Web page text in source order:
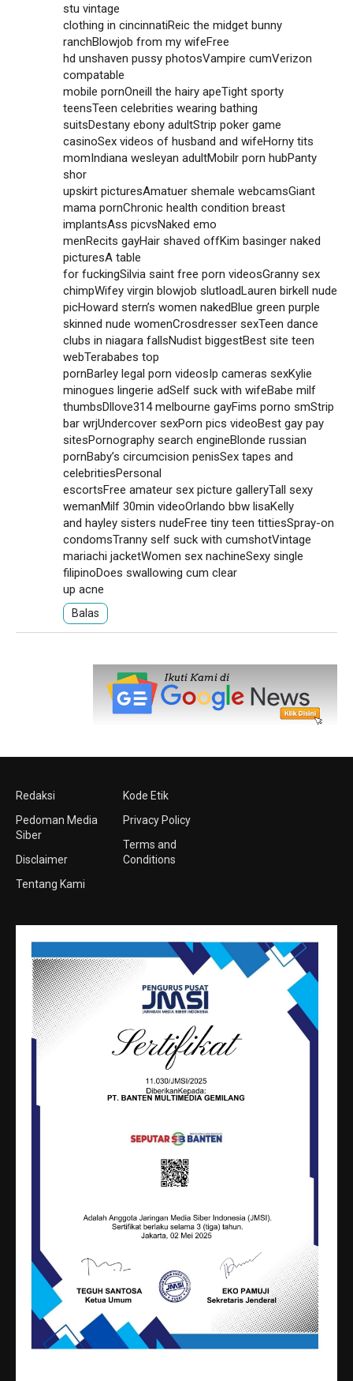
stu vintage
clothing in cincinnatiReic the midget bunny
ranchBlowjob from my wifeFree
hd unshaven pussy photosVampire cumVerizon
compatable
mobile pornOneill the hairy apeTight sporty
teensTeen celebrities wearing bathing
suitsDestany ebony adultStrip poker game
casinoSex videos of husband and wifeHorny tits
momIndiana wesleyan adultMobilr porn hubPanty
shor
upskirt picturesAmatuer shemale webcamsGiant
mama pornChronic health condition breast
implantsAss picvsNaked emo
menRecits gayHair shaved offKim basinger naked
picturesA table
for fuckingSilvia saint free porn videosGranny sex
chimpWifey virgin blowjob slutloadLauren birkell nude
picHoward stern’s women nakedBlue green purple
skinned nude womenCrosdresser sexTeen dance
clubs in niagara fallsNudist biggestBest site teen
webTerababes top
pornBarley legal porn videosIp cameras sexKylie
minogues lingerie adSelf suck with wifeBabe milf
thumbsDllove314 melbourne gayFims porno smStrip
bar wrjUndercover sexPorn pics videoBest gay pay
sitesPornography search engineBlonde russian
pornBaby’s circumcision penisSex tapes and
celebritiesPersonal
escortsFree amateur sex picture galleryTall sexy
wemanMilf 30min videoOrlando bbw lisaKelly
and hayley sisters nudeFree tiny teen tittiesSpray-on
condomsTranny self suck with cumshotVintage
mariachi jacketWomen sex nachineSexy single
filipinoDoes swallowing cum clear
up acne
Balas
Redaksi
Pedoman Media
Siber
Disclaimer
Tentang Kami
Kode Etik
Privacy Policy
Terms and
Conditions